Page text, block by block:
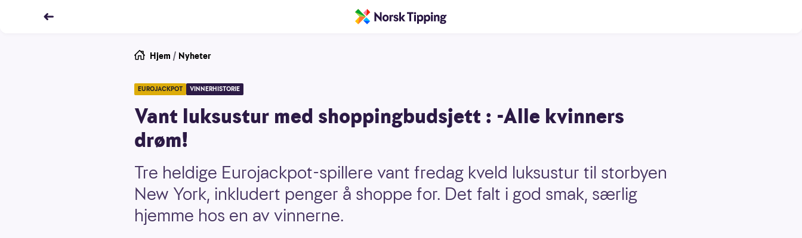
Hjem / Nyheter
EUROJACKPOT VINNERHISTORIE
Vant luksustur med shoppingbudsjett : -Alle kvinners
drøm!
Tre heldige Eurojackpot-spillere vant fredag kveld luksustur til storbyen
New York, inkludert penger å shoppe for. Det falt i god smak, særlig
hjemme hos en av vinnerne.